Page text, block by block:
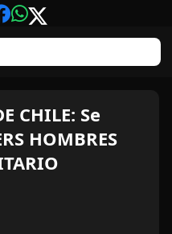
CHILE: Se
HOMBRES